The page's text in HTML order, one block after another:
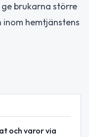
brukarna större
hemtjänstens
och varor via